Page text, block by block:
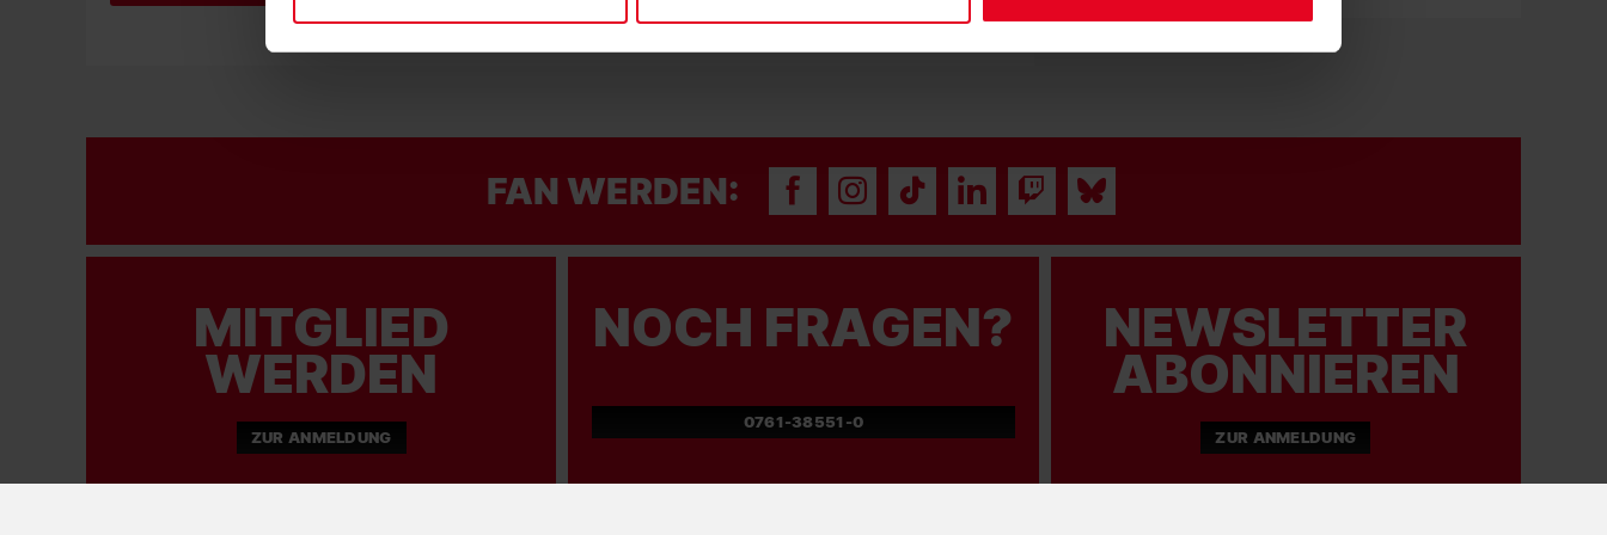
Füchsle-Tage 2024
Fußballschule 01.07.2024
Freiburger Fußballschule
FAN WERDEN:
MITGLIED
WERDEN
ZUR ANMELDUNG
NOCH FRAGEN?
0761-38551-0
NEWSLETTER
ABONNIEREN
ZUR ANMELDUNG